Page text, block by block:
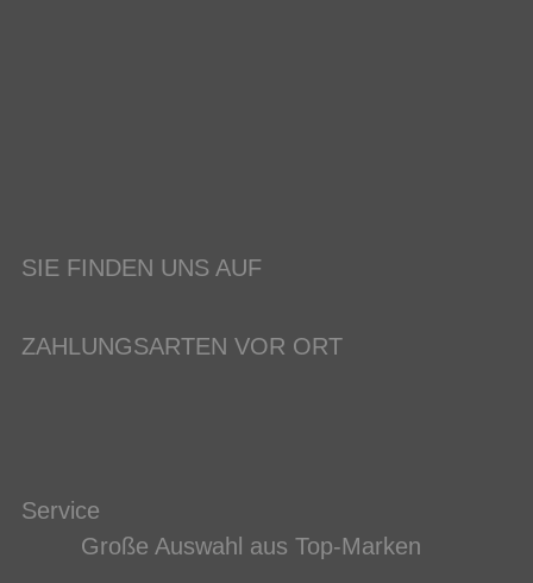
SIE FINDEN UNS AUF
ZAHLUNGSARTEN VOR ORT
Service
Große Auswahl aus Top-Marken